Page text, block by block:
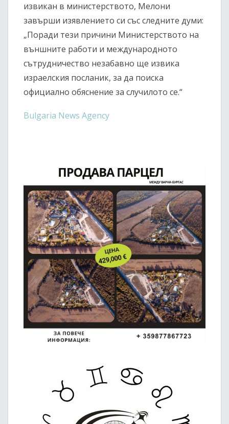
извикан в министерството, Мелони
завърши изявлението си със следните думи:
„Поради тези причини Министерството на
външните работи и международното
сътрудничество незабавно ще извика
израелския посланик, за да поиска
официално обяснение за случилото се.“
Bulgaria News Agency